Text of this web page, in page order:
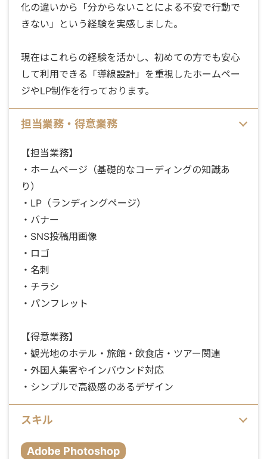
化の違いから「分からないことによる不安で行動で
きない」という経験を実感しました。
現在はこれらの経験を活かし、初めての方でも安心
して利用できる「導線設計」を重視したホームペー
ジやLP制作を行っております。
担当業務・得意業務
【担当業務】
・ホームページ（基礎的なコーディングの知識あ
り）
・LP（ランディングページ）
・バナー
・SNS投稿用画像
・ロゴ
・名刺
・チラシ
・パンフレット
【得意業務】
・観光地のホテル・旅館・飲食店・ツアー関連
・外国人集客やインバウンド対応
・シンプルで高級感のあるデザイン
スキル
Adobe Photoshop